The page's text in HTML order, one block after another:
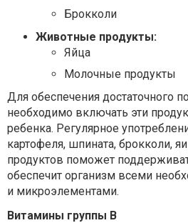
Брокколи
Животные продукты:
Яйца
Молочные продукты
Для обеспечения достаточного
необходимо включать эти
ребенка. Регулярное
картофеля, шпината, брокколи,
продуктов поможет
обеспечит организм всеми
и микроэлементами.
Витамины группы B